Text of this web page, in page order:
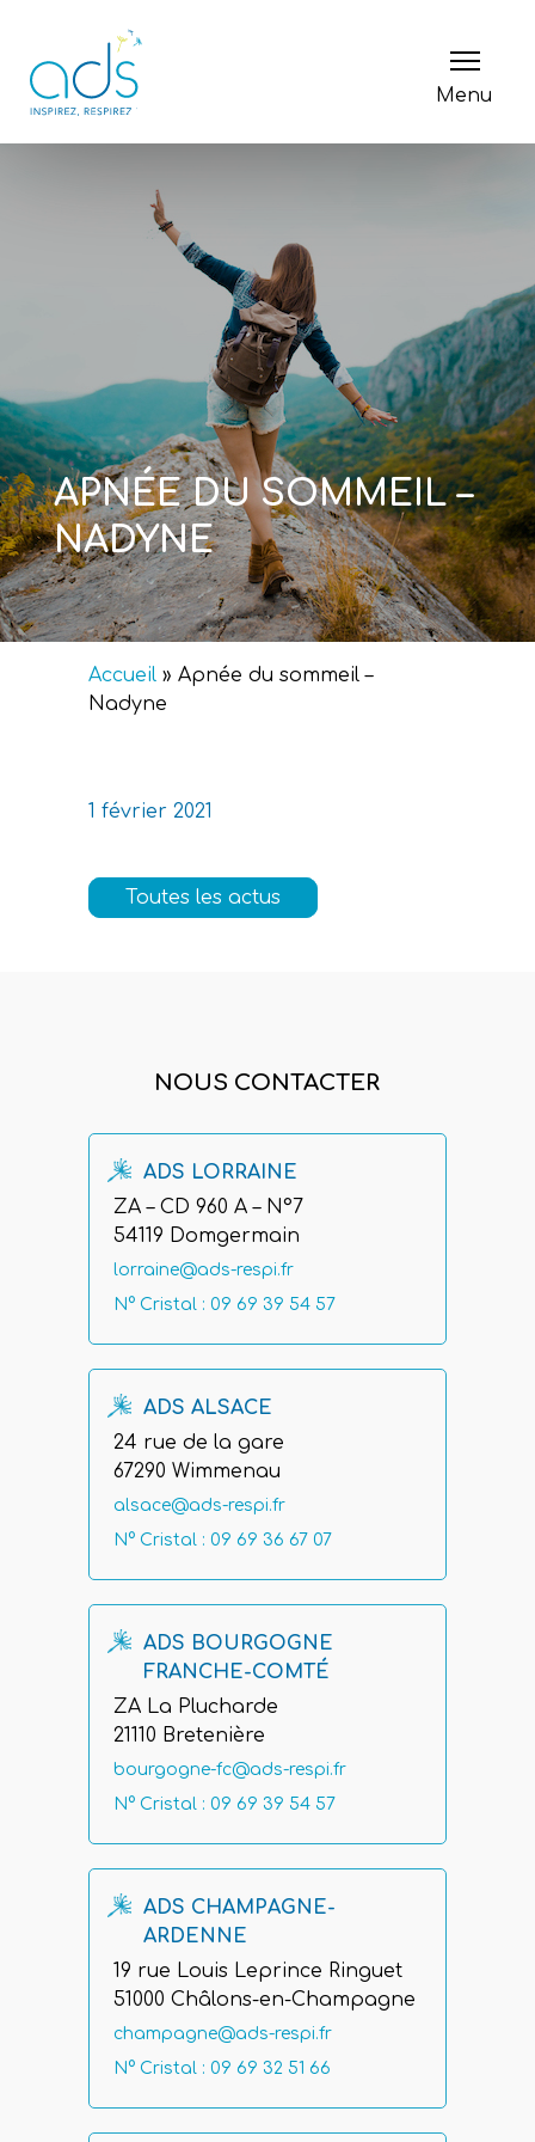
Menu
APNÉE DU SOMMEIL –
NADYNE
Accueil » Apnée du sommeil –
Nadyne
1 février 2021
Toutes les actus
NOUS CONTACTER
ADS LORRAINE
ZA – CD 960 A – N°7
54119 Domgermain
lorraine@ads-respi.fr
N° Cristal : 09 69 39 54 57
ADS ALSACE
24 rue de la gare
67290 Wimmenau
alsace@ads-respi.fr
N° Cristal : 09 69 36 67 07
ADS BOURGOGNE
FRANCHE-COMTÉ
ZA La Plucharde
21110 Bretenière
bourgogne-fc@ads-respi.fr
N° Cristal : 09 69 39 54 57
ADS CHAMPAGNE-
ARDENNE
19 rue Louis Leprince Ringuet
51000 Châlons-en-Champagne
champagne@ads-respi.fr
N° Cristal : 09 69 32 51 66